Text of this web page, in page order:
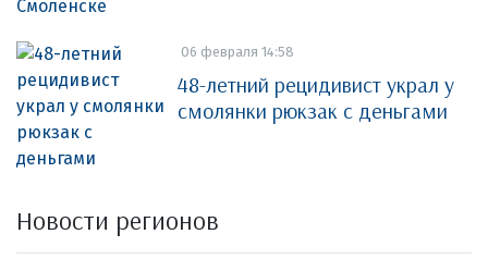
06 февраля 14:58
48-летний рецидивист украл у
смолянки рюкзак с деньгами
Новости регионов